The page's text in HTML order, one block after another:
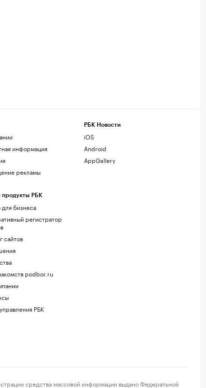
информация
рекламы
продукты РБК
бизнеса
регистратор
сайтов
podbor.ru
РБК
РБК Новости
iOS
Android
AppGallery
средства массовой информации выдано Федеральной